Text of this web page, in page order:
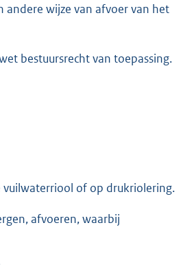
wijze van afvoer van het
bestuursrecht van toepassing.
of op drukriolering.
afvoeren, waarbij